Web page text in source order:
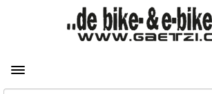
Toggle navigation